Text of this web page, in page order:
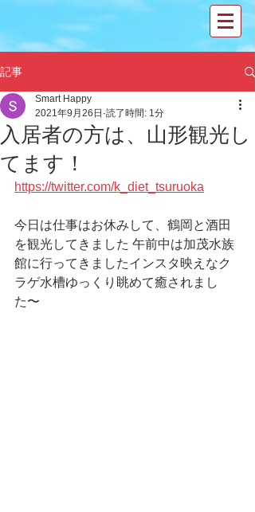
記事
入居者の方は、山形観光し
てます！
Smart Happy
2021年9月26日 読了時間: 1分
https://twitter.com/k_diet_tsuruoka
今日は仕事はお休みして、鶴岡と酒田
を観光してきました 午前中は加茂水族
館に行ってきましたインスタ映えなク
ラゲ水槽ゆっくり眺めて癒されまし
た〜